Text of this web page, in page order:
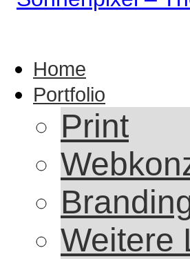
Home
Portfolio
Print
Weitere